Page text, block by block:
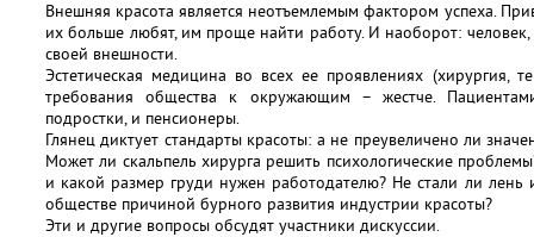
Внешняя красота является неотъемлемым фактором успеха.
их больше любят, им проще найти работу. И наоборот: человек,
своей внешности.
Эстетическая медицина во всех ее проявлениях (хирургия,
требования общества к окружающим – жестче.
подростки, и пенсионеры.
Глянец диктует стандарты красоты: а не преувеличено ли
Может ли скальпель хирурга решить психологические
и какой размер груди нужен работодателю? Не стали ли лень
обществе причиной бурного развития индустрии красоты?
Эти и другие вопросы обсудят участники дискуссии.